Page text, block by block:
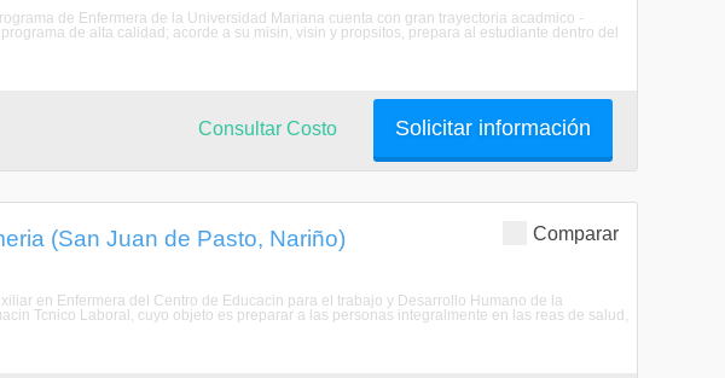
de Enfermera de la Universidad Mariana cuenta con gran trayectoria acadmico -
de alta calidad; acorde a su misin, visin y propsitos, prepara al estudiante dentro del
Solicitar información
Consultar Costo
Comparar
(San Juan de Pasto, Nariño)
en Enfermera del Centro de Educacin para el trabajo y Desarrollo Humano de la
Tcnico Laboral, cuyo objeto es preparar a las personas integralmente en las reas de salud,